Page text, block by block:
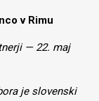
v Rimu
— 22. maj
je slovenski